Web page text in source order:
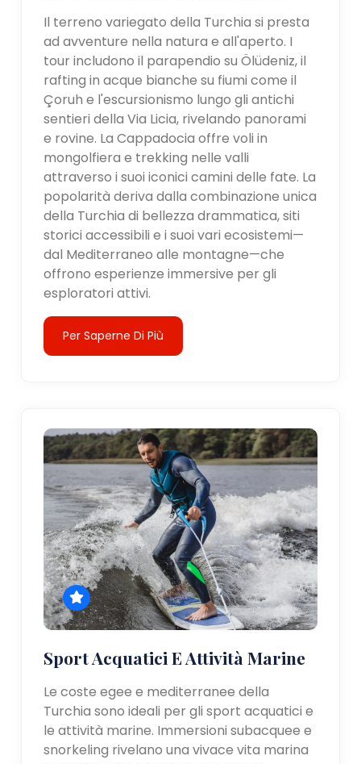
Il terreno variegato della Turchia si presta
ad avventure nella natura e all'aperto. I
tour includono il parapendio su Ölüdeniz, il
rafting in acque bianche su fiumi come il
Çoruh e l'escursionismo lungo gli antichi
sentieri della Via Licia, rivelando panorami
e rovine. La Cappadocia offre voli in
mongolfiera e trekking nelle valli
attraverso i suoi iconici camini delle fate. La
popolarità deriva dalla combinazione unica
della Turchia di bellezza drammatica, siti
storici accessibili e i suoi vari ecosistemi—
dal Mediterraneo alle montagne—che
offrono esperienze immersive per gli
esploratori attivi.
Per Saperne Di Più
Sport Acquatici E Attività Marine
Le coste egee e mediterranee della
Turchia sono ideali per gli sport acquatici e
le attività marine. Immersioni subacquee e
snorkeling rivelano una vivace vita marina